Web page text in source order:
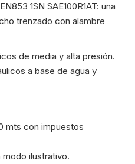
1SN SAE100R1AT: una
trenzado con alambre
de media y alta presión.
a base de agua y
mts con impuestos
ilustrativo.